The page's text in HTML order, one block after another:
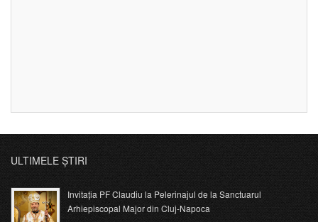
ULTIMELE ȘTIRI
Invitația PF Claudiu la Pelerinajul de la Sanctuarul
Arhiepiscopal Major din Cluj-Napoca